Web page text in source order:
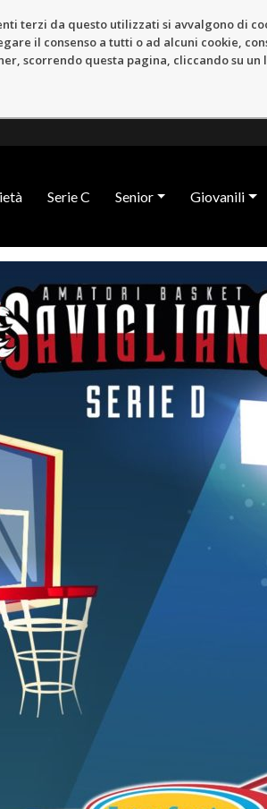
terzi da questo utilizzati si avvalgono di
il consenso a tutti o ad alcuni cookie,
scorrendo questa pagina, cliccando su
Serie C Senior Giovanili